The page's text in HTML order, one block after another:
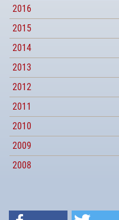
2016
2015
2014
2013
2012
2011
2010
2009
2008